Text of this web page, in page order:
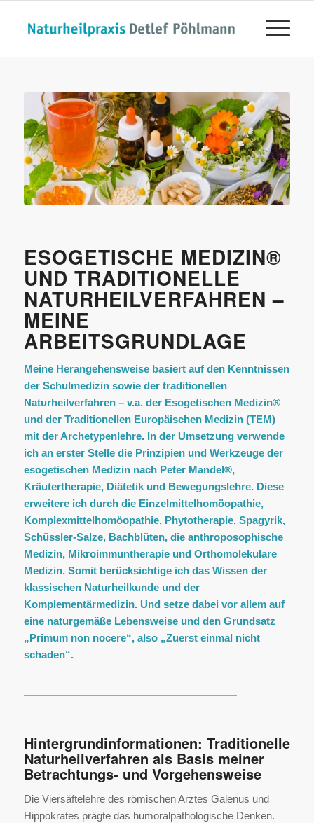
ESOGETISCHE MEDIZIN®
UND TRADITIONELLE
NATURHEILVERFAHREN –
MEINE
ARBEITSGRUNDLAGE
Meine Herangehensweise basiert auf den Kenntnissen
der Schulmedizin sowie der traditionellen
Naturheilverfahren – v.a. der Esogetischen Medizin®
und der Traditionellen Europäischen Medizin (TEM)
mit der Archetypenlehre. In der Umsetzung verwende
ich an erster Stelle die Prinzipien und Werkzeuge der
esogetischen Medizin nach Peter Mandel®,
Kräutertherapie, Diätetik und Bewegungslehre. Diese
erweitere ich durch die Einzelmittelhomöopathie,
Komplexmittelhomöopathie, Phytotherapie, Spagyrik,
Schüssler-Salze, Bachblüten, die anthroposophische
Medizin, Mikroimmuntherapie und Orthomolekulare
Medizin. Somit berücksichtige ich das Wissen der
klassischen Naturheilkunde und der
Komplementärmedizin. Und setze dabei vor allem auf
eine naturgemäße Lebensweise und den Grundsatz
„Primum non nocere“, also „Zuerst einmal nicht
schaden“.
Hintergrundinformationen: Traditionelle
Naturheilverfahren als Basis meiner
Betrachtungs- und Vorgehensweise
Die Viersäftelehre des römischen Arztes Galenus und
Hippokrates prägte das humoralpathologische Denken.